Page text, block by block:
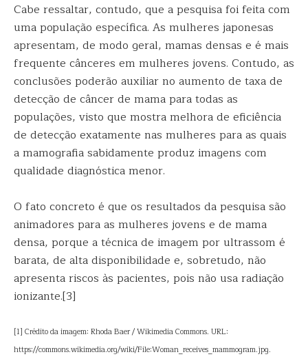
Cabe ressaltar, contudo, que a pesquisa foi feita com
uma população específica. As mulheres japonesas
apresentam, de modo geral, mamas densas e é mais
frequente cânceres em mulheres jovens. Contudo, as
conclusões poderão auxiliar no aumento de taxa de
detecção de câncer de mama para todas as
populações, visto que mostra melhora de eficiência
de detecção exatamente nas mulheres para as quais
a mamografia sabidamente produz imagens com
qualidade diagnóstica menor.
O fato concreto é que os resultados da pesquisa são
animadores para as mulheres jovens e de mama
densa, porque a técnica de imagem por ultrassom é
barata, de alta disponibilidade e, sobretudo, não
apresenta riscos às pacientes, pois não usa radiação
ionizante.[3]
[1] Crédito da imagem: Rhoda Baer / Wikimedia Commons. URL:
https://commons.wikimedia.org/wiki/File:Woman_receives_mammogram.jpg.